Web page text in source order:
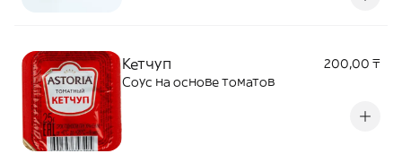
Кетчуп
200,00 ₸
Соус на основе томатов